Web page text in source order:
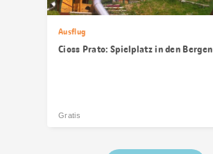
Ausflug
Cioss Prato: Spielplatz in den Bergen
Gratis